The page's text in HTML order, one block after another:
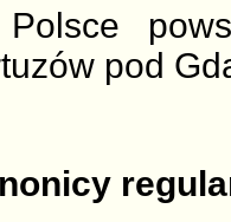
pod